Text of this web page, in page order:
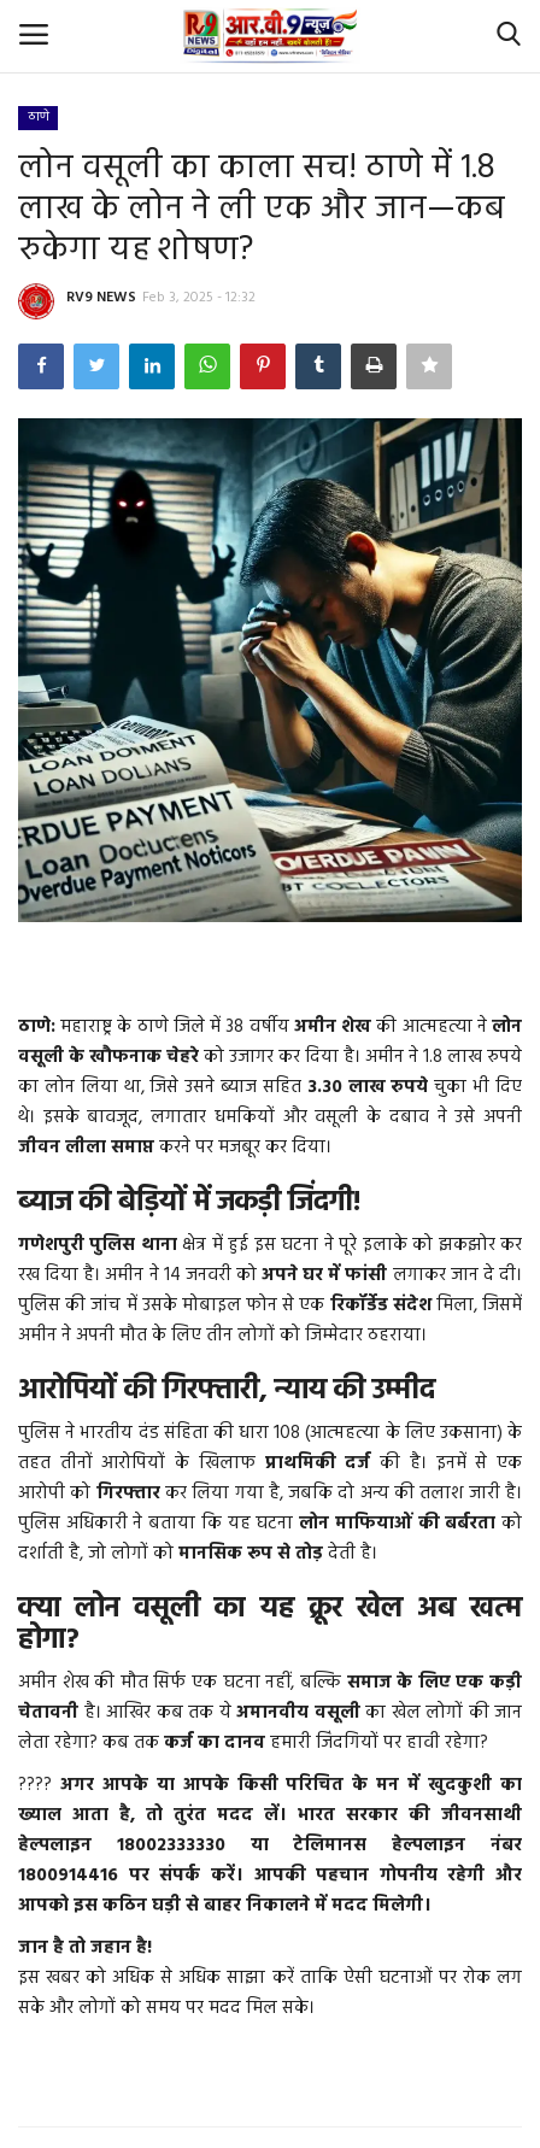
Home
Id Card Verification
About Us
Contact
YouTube
राष्‍ट्रीय
वीडियो
गैलरी
अंतरराष्ट्रीय
राजनीति
मौसम समाचार
दिल्ली
व्यापार/रोजगार
महाराष्ट्र
More
बिहार
संस्कृति, धर्म और आस्था
राशिफल
ठाणे
लोन वसूली का काला सच! ठाणे में 1.8
लाख के लोन ने ली एक और जान—कब
रुकेगा यह शोषण?
RV9 NEWS Feb 3, 2025 - 12:32
ठाणे:महाराष्ट्र के ठाणे जिले में 38 वर्षीयअमीन शेखकी आत्महत्या नेलोन
वसूली के खौफनाक चेहरेको उजागर कर दिया है। अमीन ने 1.8 लाख रुपये
का लोन लिया था, जिसे उसने ब्याज सहित 3.30 लाख रुपये चुका भी दिए
थे। इसके बावजूद, लगातार धमकियों और वसूली के दबाव ने उसे अपनी
जीवन लीला समाप्तकरने पर मजबूर कर दिया।
ब्याज की बेड़ियों में जकड़ी जिंदगी!
गणेशपुरी पुलिस थानाक्षेत्र में हुई इस घटना ने पूरे इलाके को झकझोर कर
रख दिया है। अमीन ने 14 जनवरी कोअपने घर में फांसी लगाकर जान दे दी।
पुलिस की जांच में उसके मोबाइल फोन से एक रिकॉर्डेड संदेशमिला, जिसमें
अमीन ने अपनी मौत के लिए तीन लोगों को जिम्मेदार ठहराया।
आरोपियों की गिरफ्तारी, न्याय की उम्मीद
पुलिस ने भारतीय दंड संहिता की धारा 108 (आत्महत्या के लिए उकसाना) के
तहत तीनों आरोपियों के खिलाफ प्राथमिकी दर्जकी है। इनमें से एक
आरोपी को गिरफ्तारकर लिया गया है, जबकि दो अन्य की तलाश जारी है।
पुलिस अधिकारी ने बताया कि यह घटनालोन माफियाओं की बर्बरता को
दर्शाती है, जो लोगों कोमानसिक रूप से तोड़देती है।
क्या लोन वसूली का यह क्रूर खेल अब खत्म
होगा?
अमीन शेख की मौत सिर्फ एक घटना नहीं, बल्कि समाज के लिए एक कड़ी
चेतावनी है। आखिर कब तक येअमानवीय वसूलीका खेल लोगों की जान
लेता रहेगा? कब तककर्ज का दानवहमारी जिंदगियों पर हावी रहेगा?
???? अगर आपके या आपके किसी परिचित के मन में खुदकुशी का
ख्याल आता है, तो तुरंत मदद लें। भारत सरकार की जीवनसाथी
हेल्पलाइन 18002333330 या टेलिमानस हेल्पलाइन नंबर
1800914416 पर संपर्क करें। आपकी पहचान गोपनीय रहेगी और
आपको इस कठिन घड़ी से बाहर निकालने में मदद मिलेगी।
जान है तो जहान है!
इस खबर को अधिक से अधिक साझा करें ताकि ऐसी घटनाओं पर रोक लग
सके और लोगों को समय पर मदद मिल सके।